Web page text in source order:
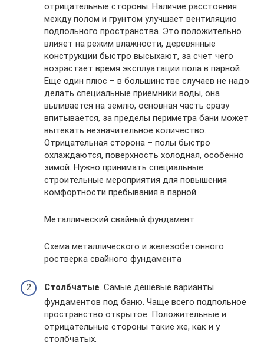
отрицательные стороны. Наличие расстояния
между полом и грунтом улучшает вентиляцию
подпольного пространства. Это положительно
влияет на режим влажности, деревянные
конструкции быстро высыхают, за счет чего
возрастает время эксплуатации пола в парной.
Еще один плюс – в большинстве случаев не надо
делать специальные приемники воды, она
выливается на землю, основная часть сразу
впитывается, за пределы периметра бани может
вытекать незначительное количество.
Отрицательная сторона – полы быстро
охлаждаются, поверхность холодная, особенно
зимой. Нужно принимать специальные
строительные мероприятия для повышения
комфортности пребывания в парной.
Металлический свайный фундамент
Схема металлического и железобетонного
ростверка свайного фундамента
Столбчатые . Самые дешевые варианты
фундаментов под баню. Чаще всего подпольное
пространство открытое. Положительные и
отрицательные стороны такие же, как и у
столбчатых.